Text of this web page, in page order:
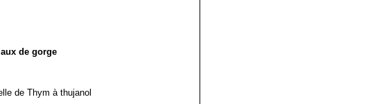
de gorge
de Thym à thujanol